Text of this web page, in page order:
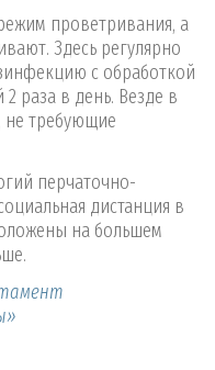
проветривания, а
Здесь регулярно
с обработкой
раза в день. Везде в
не требующие
перчаточно-
дистанция в
на большем